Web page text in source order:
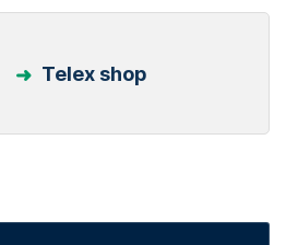
Telex shop